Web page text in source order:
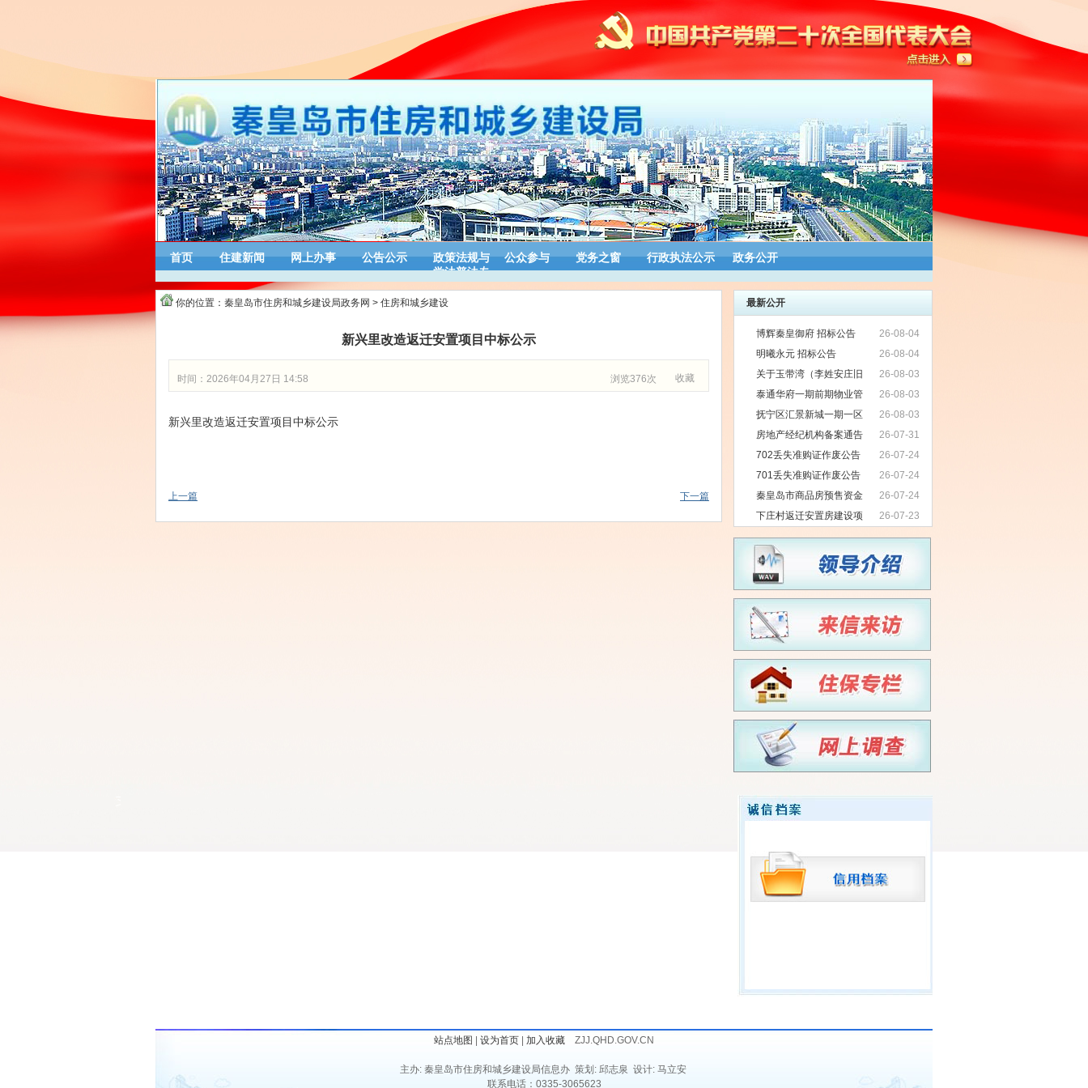
首页 住建新闻 网上办事 公告公示
政策法规与
学法普法专
公众参与 党务之窗 行政执法公示 政务公开
你的位置： 秦皇岛市住房和城乡建设局政务网 > 住房和城乡建设
新兴里改造返迁安置项目中标公示
收藏
浏览376次
时间：2026年04月27日 14:58
新兴里改造返迁安置项目中标公示
上一篇 下一篇
最新公开
26-08-04
博辉秦皇御府 招标公告
26-08-04
明曦永元 招标公告
26-08-03
关于玉带湾（李姓安庄旧
村改造）七期项目无拖欠农民工工资
情况公示
26-08-03
泰通华府一期前期物业管
理项目招标公告
26-08-03
抚宁区汇景新城一期一区
物业服务项目招标公告
26-07-31
房地产经纪机构备案通告
26-07-24
702丢失准购证作废公告
26-07-24
701丢失准购证作废公告
26-07-24
秦皇岛市商品房预售资金
监管银行项目招标公告
26-07-23
下庄村返迁安置房建设项
目前期物业服务中标公示
站点地图 设为首页 加入收藏 ZJJ.QHD.GOV.CN
主办: 秦皇岛市住房和城乡建设局信息办 策划: 邱志泉 设计: 马立安
联系电话：0335-3065623